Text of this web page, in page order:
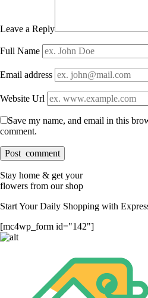
Leave a Reply
Full Name
Email address
Website Url
Save my name, and email in this
comment.
Stay home & get your
flowers from our shop
Start Your Daily Shopping with
[mc4wp_form id="142"]